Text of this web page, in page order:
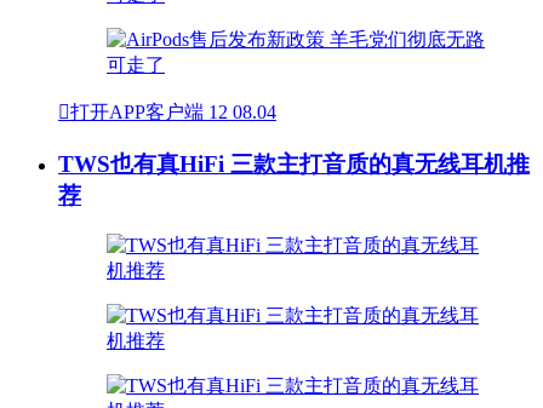
打开APP客户端 12 08.04
TWS也有真HiFi 三款主打音质的真无线耳机推
荐